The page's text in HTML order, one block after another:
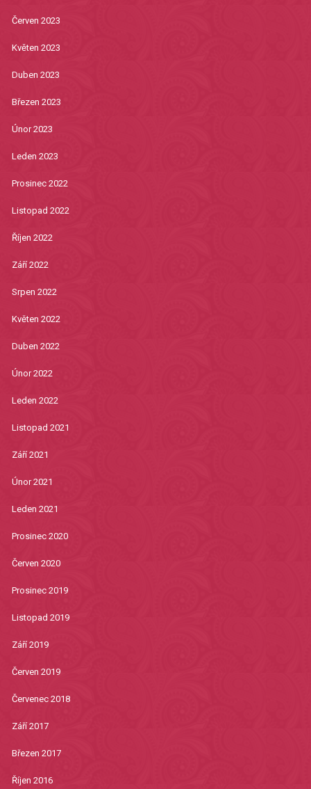
Červen 2023
Květen 2023
Duben 2023
Březen 2023
Únor 2023
Leden 2023
Prosinec 2022
Listopad 2022
Říjen 2022
Září 2022
Srpen 2022
Květen 2022
Duben 2022
Únor 2022
Leden 2022
Listopad 2021
Září 2021
Únor 2021
Leden 2021
Prosinec 2020
Červen 2020
Prosinec 2019
Listopad 2019
Září 2019
Červen 2019
Červenec 2018
Září 2017
Březen 2017
Říjen 2016